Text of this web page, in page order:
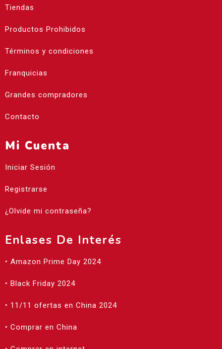
Tiendas
Productos Prohibidos
Términos y condiciones
Franquicias
Grandes compradores
Contacto
Mi Cuenta
Iniciar Sesión
Registrarse
¿Olvide mi contraseña?
Enlases De Interés
• Amazon Prime Day 2024
• Black Friday 2024
• 11/11 ofertas en China 2024
• Comprar en China